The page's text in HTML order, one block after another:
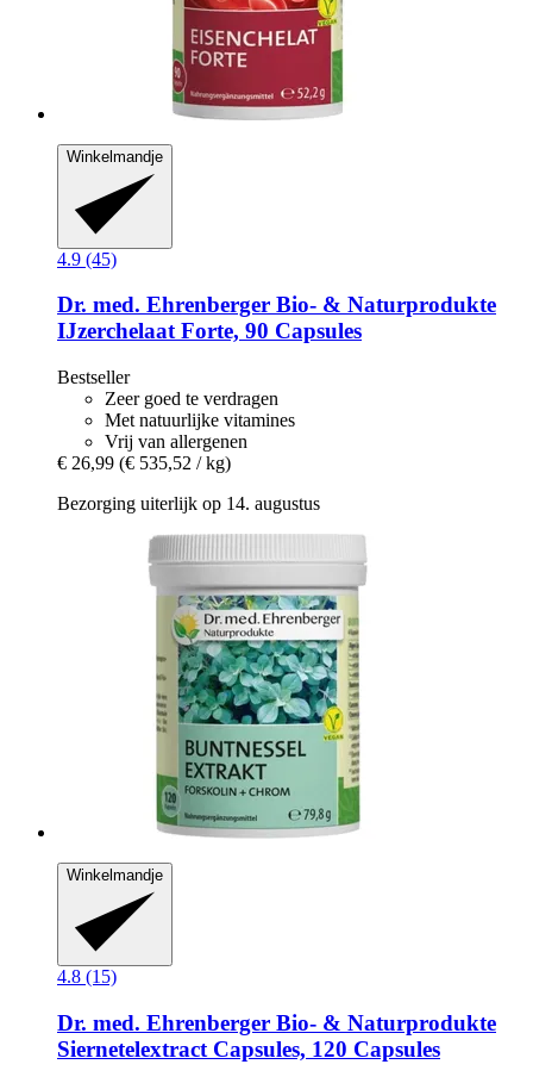
Winkelmandje
4.9 (45)
Dr. med. Ehrenberger Bio- & Naturprodukte
IJzerchelaat Forte, 90 Capsules
Bestseller
Zeer goed te verdragen
Met natuurlijke vitamines
Vrij van allergenen
€ 26,99 (€ 535,52 / kg)
Bezorging uiterlijk op 14. augustus
Winkelmandje
4.8 (15)
Dr. med. Ehrenberger Bio- & Naturprodukte
Siernetelextract Capsules, 120 Capsules